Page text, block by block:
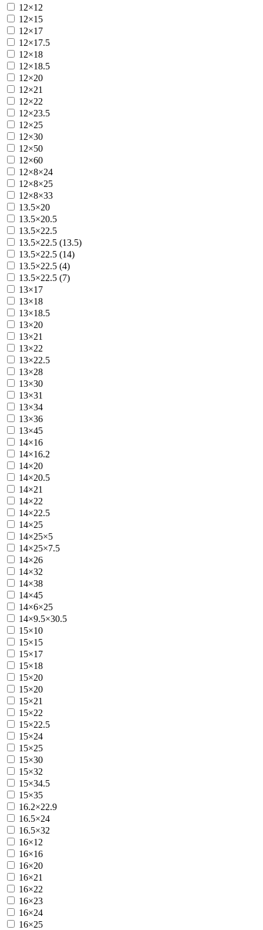
12×12
12×15
12×17
12×17.5
12×18
12×18.5
12×20
12×21
12×22
12×23.5
12×25
12×30
12×50
12×60
12×8×24
12×8×25
12×8×33
13.5×20
13.5×20.5
13.5×22.5
13.5×22.5 (13.5)
13.5×22.5 (14)
13.5×22.5 (4)
13.5×22.5 (7)
13×17
13×18
13×18.5
13×20
13×21
13×22
13×22.5
13×28
13×30
13×31
13×34
13×36
13×45
14×16
14×16.2
14×20
14×20.5
14×21
14×22
14×22.5
14×25
14×25×5
14×25×7.5
14×26
14×32
14×38
14×45
14×6×25
14×9.5×30.5
15×10
15×15
15×17
15×18
15×20
15×20
15×21
15×22
15×22.5
15×24
15×25
15×30
15×32
15×34.5
15×35
16.2×22.9
16.5×24
16.5×32
16×12
16×16
16×20
16×21
16×22
16×23
16×24
16×25